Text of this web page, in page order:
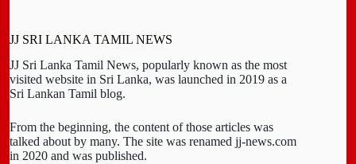
JJ SRI LANKA TAMIL NEWS
JJ Sri Lanka Tamil News, popularly known as the most
visited website in Sri Lanka, was launched in 2019 as a
Sri Lankan Tamil blog.
From the beginning, the content of those articles was
talked about by many. The site was renamed jj-news.com
in 2020 and was published.